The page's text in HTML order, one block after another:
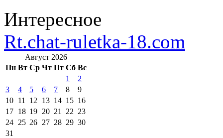
Интересное
Rt.chat-ruletka-18.com
Август 2026
Пн Вт Ср Чт Пт Сб Вс
1
2
3
4 5 6 7 8
9
10 11 12 13 14 15 16
17 18 19 20 21 22 23
24 25 26 27 28 29 30
31